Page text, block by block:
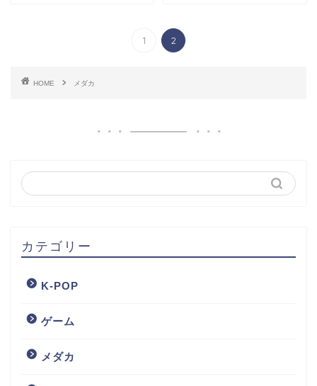
1 2
HOME メダカ
カテゴリー
K-POP
ゲーム
メダカ